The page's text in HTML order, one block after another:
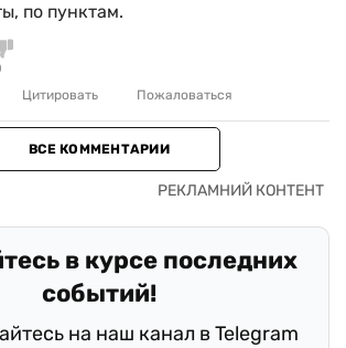
по пунктам.
Цитировать Пожаловаться
ВСЕ КОММЕНТАРИИ
в курсе последних
событий!
на наш канал в Telegram